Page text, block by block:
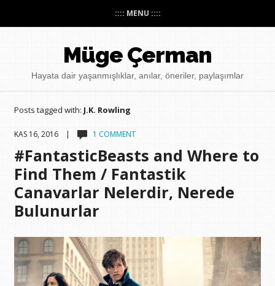
:::: MENU ::::
Müge Çerman
Hayata dair yaşanmışlıklar, anılar, öneriler, paylaşımlar
Posts tagged with: J.K. Rowling
KAS 16, 2016 | 1 COMMENT
#FantasticBeasts and Where to
Find Them / Fantastik
Canavarlar Nelerdir, Nerede
Bulunurlar